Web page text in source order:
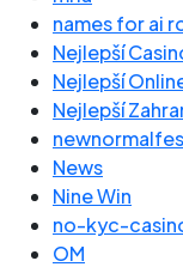
names for ai
Nejlepší
Nejlepší
Nejlepší
News
Nine Win
no-kyc-
OM